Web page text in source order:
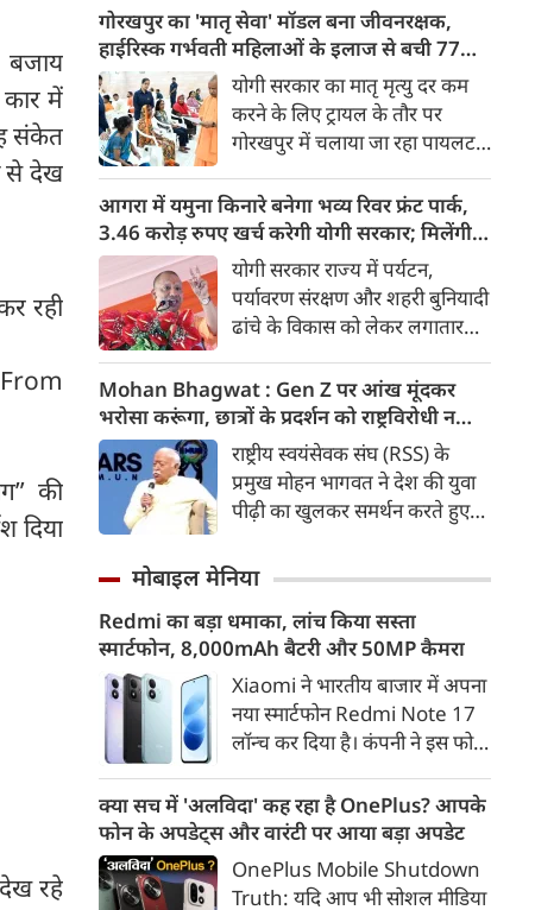
बजाय
में
संकेत
से देख
रही
की
दिया
रहे
परिवहन विकल्प बनकर उभरा है।
तेज़, समयबद्ध और आरामदायक
सफर के चलते कॉरिडोर के कई
स्टेशनों पर यात्रियों की संख्या में 40
से 50 प्रतिशत तक बढ़ गई है।
गोरखपुर का 'मातृ सेवा' मॉडल बना जीवनरक्षक,
हाईरिस्क गर्भवती महिलाओं के इलाज से बची 77
जिंदगियां
योगी सरकार का मातृ मृत्यु दर कम
करने के लिए ट्रायल के तौर पर
गोरखपुर में चलाया जा रहा पायलट
बनकर उभरा है। मुख्यमंत्री योगी
आदित्यनाथ के निर्देश पर पायलट
प्रोजेक्ट ‘मातृ सेवा’ का लक्ष्य हाई
रिस्क गर्भवती केसों को तुरंत बड़े
अस्पतालों में रेफर कर बचाना है।
आगरा में यमुना किनारे बनेगा भव्य रिवर फ्रंट पार्क,
3.46 करोड़ रुपए खर्च करेगी योगी सरकार; मिलेंगी ये
खास सुविधाएं
योगी सरकार राज्य में पर्यटन,
पर्यावरण संरक्षण और शहरी बुनियादी
ढांचे के विकास को लेकर लगातार
कड़ी में अब ताजनगरी में यमुना नदी
के किनारों को खूबसूरत, प्रदूषण मुक्त
और उपयोगी बनाने की बड़ी तैयारी
शुरू हो गई है। आगरा के झलकारी
बाई चौराहे से लेकर वेदांत मंदिर के
पास यमुना किनारे (यमुना बैंक साइड)
किया जा रहा है।
Mohan Bhagwat : Gen Z पर आंख मूंदकर
भरोसा करूंगा, छात्रों के प्रदर्शन को राष्ट्रविरोधी न
बताएं, RSS प्रमुख मोहन भागवत का बड़ा बयान, चीन
और पाकिस्तान को लेकर क्या कहा
राष्ट्रीय स्वयंसेवक संघ (RSS) के
प्रमुख मोहन भागवत ने देश की युवा
पीढ़ी का खुलकर समर्थन करते हुए
मूंदकर भरोसा करेंगे। उन्होंने कहा कि
छात्रों को राष्ट्रविरोधी नहीं कहा जाना
चाहिए। युवाओं की बात को दबाने के
बजाय उनके साथ संवाद के जरिए
उनकी चिंताओं को समझने की
जरूरत है।
मोबाइल मेनिया
Redmi का बड़ा धमाका, लांच किया सस्ता
स्मार्टफोन, 8,000mAh बैटरी और 50MP कैमरा
Xiaomi ने भारतीय बाजार में अपना
नया स्मार्टफोन Redmi Note 17
लॉन्च कर दिया है। कंपनी ने इस फोन
डिस्प्ले, 8,000mAh की बड़ी बैटरी
और Qualcomm Snapdragon
चिपसेट के साथ पेश किया है। फोन में
50MP का मेन कैमरा दिया गया है।
क्या सच में 'अलविदा' कह रहा है OnePlus? आपके
फोन के अपडेट्स और वारंटी पर आया बड़ा अपडेट
OnePlus Mobile Shutdown
Truth: यदि आप भी सोशल मीडिया